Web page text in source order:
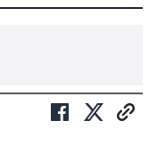
är en cykel.
ligger i ett